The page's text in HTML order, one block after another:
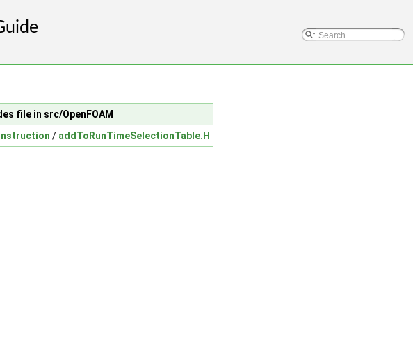
file in src/OpenFOAM
/ addToRunTimeSelectionTable.H